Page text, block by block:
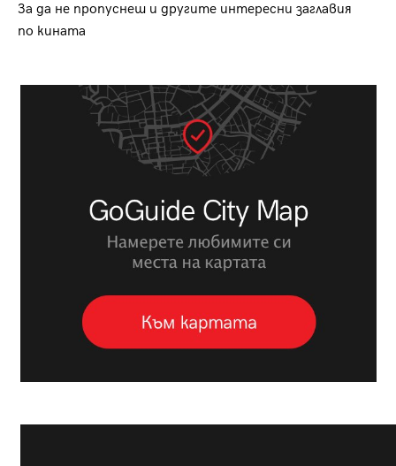
За да не пропуснеш и другите интересни заглавия
по кината